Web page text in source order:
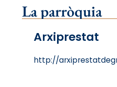
La parròquia
Arxiprestat
http://